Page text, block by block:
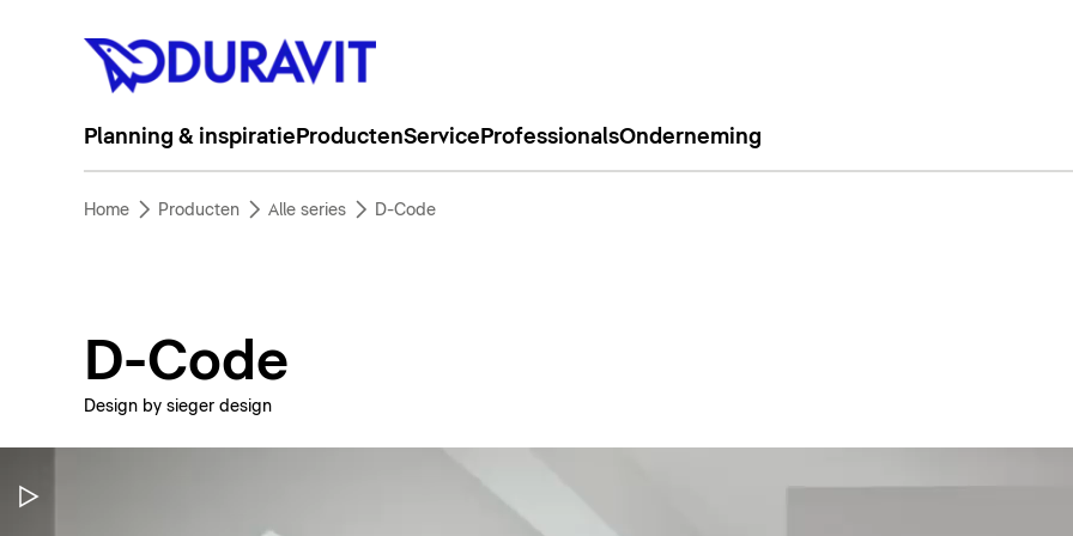
Planning & inspiratie ProductenService ProfessionalsOnderneming
Home Producten Alle series D-Code
D-Code
Design by sieger design
Video pauzeren